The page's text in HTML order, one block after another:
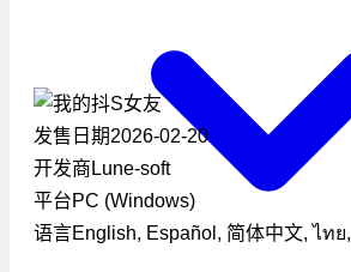
发售日期2026-02-20
开发商 Lune-soft
平台PC (Windows)
语言English, Español, 简体中文, ไทย